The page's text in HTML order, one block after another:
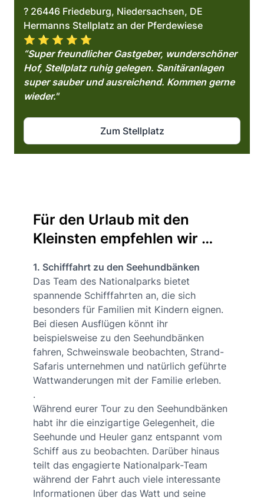
? 26446 Friedeburg, Niedersachsen, DE
Hermanns Stellplatz an der Pferdewiese
⭐️ ⭐️ ⭐️ ⭐️ ⭐️
“Super freundlicher Gastgeber, wunderschöner
Hof, Stellplatz ruhig gelegen. Sanitäranlagen
super sauber und ausreichend. Kommen gerne
wieder."
Zum Stellplatz
Für den Urlaub mit den
Kleinsten empfehlen wir …
1. Schifffahrt zu den Seehundbänken
Das Team des Nationalparks bietet
spannende Schifffahrten an, die sich
besonders für Familien mit Kindern eignen.
Bei diesen Ausflügen könnt ihr
beispielsweise zu den Seehundbänken
fahren, Schweinswale beobachten, Strand-
Safaris unternehmen und natürlich geführte
Wattwanderungen mit der Familie erleben.
.
Während eurer Tour zu den Seehundbänken
habt ihr die einzigartige Gelegenheit, die
Seehunde und Heuler ganz entspannt vom
Schiff aus zu beobachten. Darüber hinaus
teilt das engagierte Nationalpark-Team
während der Fahrt auch viele interessante
Informationen über das Watt und seine